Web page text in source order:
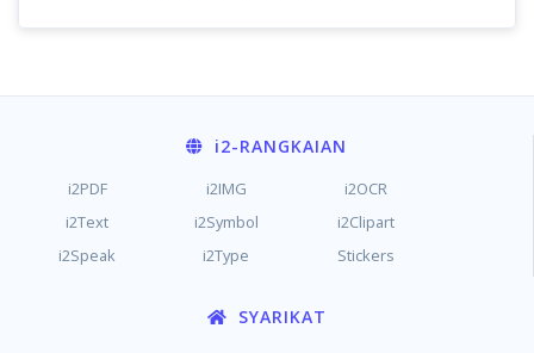
i2-RANGKAIAN
i2PDF i2IMG
i2OCR
i2Text
i2Symbol
i2Clipart
i2Speak
i2Type Stickers
SYARIKAT